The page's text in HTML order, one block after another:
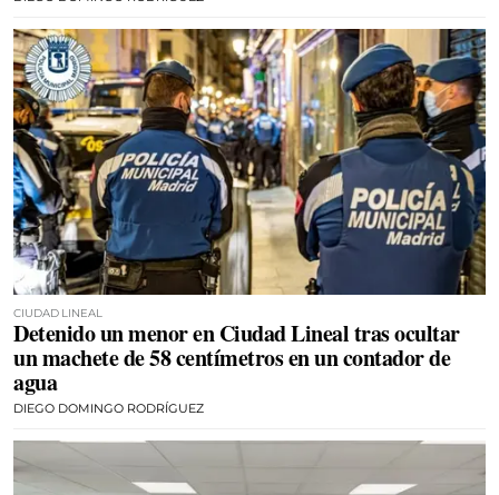
CIUDAD LINEAL
Detenido un menor en Ciudad Lineal tras ocultar
un machete de 58 centímetros en un contador de
agua
DIEGO DOMINGO RODRÍGUEZ